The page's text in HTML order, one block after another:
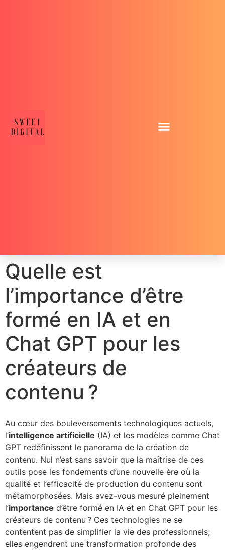
Quelle est
l’importance d’être
formé en IA et en
Chat GPT pour les
créateurs de
contenu ?
Au cœur des bouleversements technologiques actuels,
l’intelligence artificielle (IA) et les modèles comme Chat
GPT redéfinissent le panorama de la création de
contenu. Nul n’est sans savoir que la maîtrise de ces
outils pose les fondements d’une nouvelle ère où la
qualité et l’efficacité de production du contenu sont
métamorphosées. Mais avez-vous mesuré pleinement
l’importance d’être formé en IA et en Chat GPT pour les
créateurs de contenu ? Ces technologies ne se
contentent pas de simplifier la vie des professionnels;
elles engendrent une transformation profonde des